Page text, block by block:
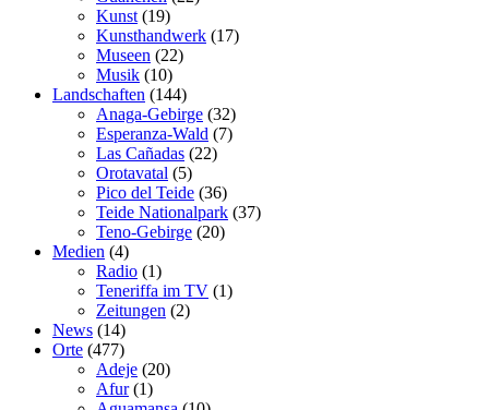
Kunst (19)
Kunsthandwerk (17)
Museen (22)
Musik (10)
Landschaften (144)
Anaga-Gebirge (32)
Esperanza-Wald (7)
Las Cañadas (22)
Orotavatal (5)
Pico del Teide (36)
Teide Nationalpark (37)
Teno-Gebirge (20)
Medien (4)
Radio (1)
Teneriffa im TV (1)
Zeitungen (2)
News (14)
Orte (477)
Adeje (20)
Afur(1)